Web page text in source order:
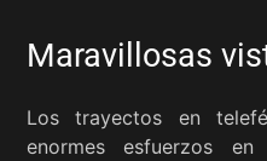
Maravillosas
Los trayectos en
enormes esfuerzos